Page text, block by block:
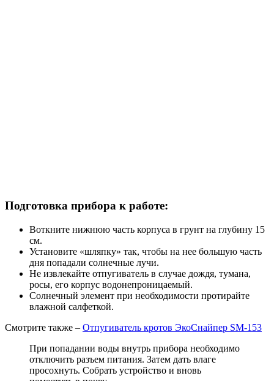
Подготовка прибора к работе:
Воткните нижнюю часть корпуса в грунт на глубину 15
см.
Установите «шляпку» так, чтобы на нее большую часть
дня попадали солнечные лучи.
Не извлекайте отпугиватель в случае дождя, тумана,
росы, его корпус водонепроницаемый.
Солнечный элемент при необходимости протирайте
влажной салфеткой.
Смотрите также – Отпугиватель кротов ЭкоСнайпер SM-153
При попадании воды внутрь прибора необходимо
отключить разъем питания. Затем дать влаге
просохнуть. Собрать устройство и вновь